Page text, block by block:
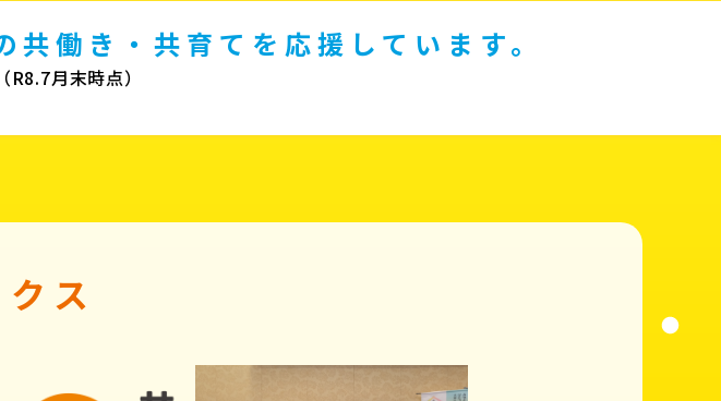
働き・共育てを応援しています。
月末時点）
ス